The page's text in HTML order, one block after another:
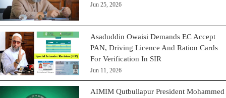
Jun 25, 2026
Asaduddin Owaisi Demands EC Accept
PAN, Driving Licence And Ration Cards
For Verification In SIR
Jun 11, 2026
AIMIM Qutbullapur President Mohammed